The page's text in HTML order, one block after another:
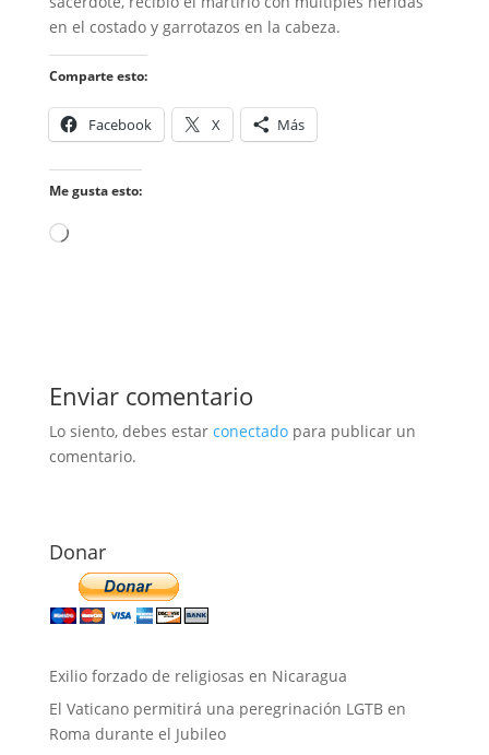
en el costado y garrotazos en la cabeza.
Comparte esto:
Facebook X Más
Me gusta esto:
Cargando...
Enviar comentario
Lo siento, debes estar conectadopara publicar un
comentario.
Donar
Exilio forzado de religiosas en Nicaragua
El Vaticano permitirá una peregrinación LGTB en
Roma durante el Jubileo